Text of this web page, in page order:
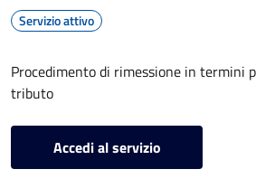
Servizio attivo
Procedimento di rimessione in termini
tributo
Accedi al servizio